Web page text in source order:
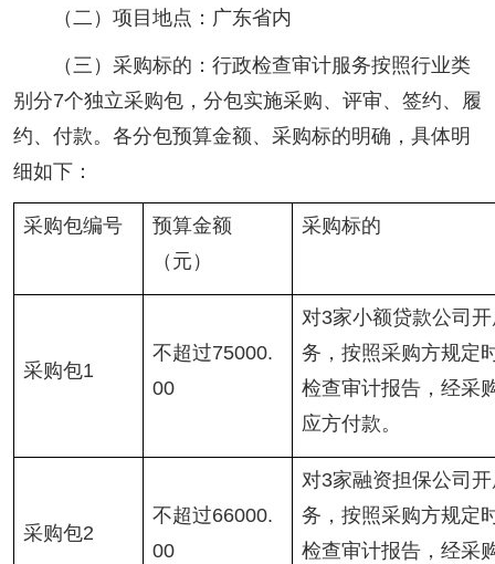
（二）项目地点：广东省内
（三）采购标的：行政检查审计服务按照行业类
别分7个独立采购包，分包实施采购、评审、签约、履
约、付款。各分包预算金额、采购标的明确，具体明
细如下：
采购包编号
预算金额
（元）
采购标的
采购包1
不超过75000.
00
对3家小额贷款公司
务，按照采购方规定
检查审计报告，经采
应方付款。
采购包2
不超过66000.
00
对3家融资担保公司
务，按照采购方规定
检查审计报告，经采